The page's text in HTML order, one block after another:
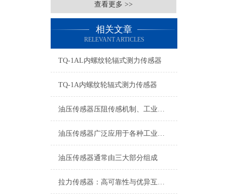
查看更多 >>
相关文章
RELEVANT ARTICLES
TQ-1AL内螺纹轮辐式测力传感器
TQ-1A内螺纹轮辐式测力传感器
油压传感器压阻传感机制、工业工况适配与标准化运维管理
油压传感器广泛应用于各种工业自控环境
油压传感器通常由三大部分组成
拉力传感器：高可靠性与优异互换性的技术解析